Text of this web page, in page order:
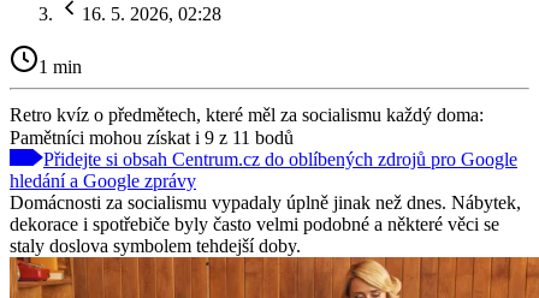
16. 5. 2026, 02:28
1 min
Retro kvíz o předmětech, které měl za socialismu každý doma:
Pamětníci mohou získat i 9 z 11 bodů
Přidejte si obsah Centrum.cz do oblíbených zdrojů pro Google
hledání a Google zprávy
Domácnosti za socialismu vypadaly úplně jinak než dnes. Nábytek,
dekorace i spotřebiče byly často velmi podobné a některé věci se
staly doslova symbolem tehdejší doby.